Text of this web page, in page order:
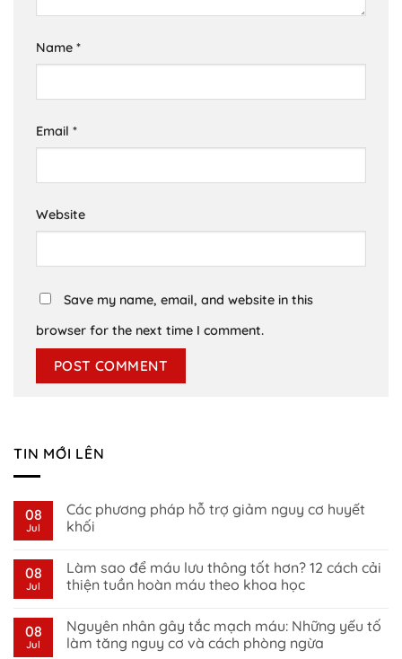
Name *
Email *
Website
Save my name, email, and website in this
browser for the next time I comment.
TIN MỚI LÊN
08
Jul
Các phương pháp hỗ trợ giảm nguy cơ huyết
khối
on
Các
phương
trợ
giảm
nguy
08
Jul
Làm sao để máu lưu thông tốt hơn? 12 cách cải
thiện tuần hoàn máu theo khoa học
on
Làm
sao
08
Jul
Nguyên nhân gây tắc mạch máu: Những yếu tố
làm tăng nguy cơ và cách phòng ngừa